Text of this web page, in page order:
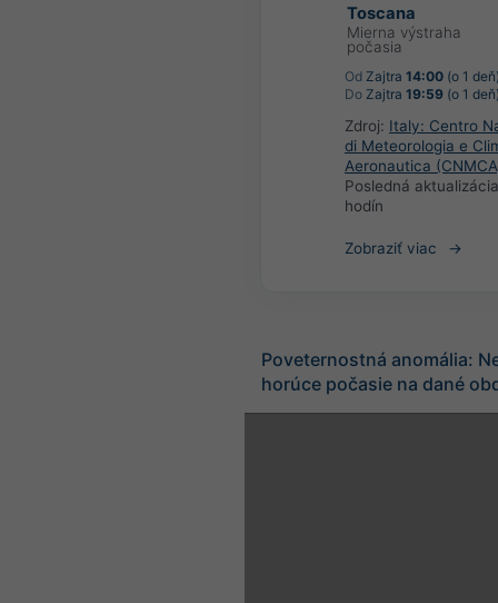
Toscana
Mierna výstraha
počasia
Od Zajtra 14:00 (o 1
Do Zajtra 19:59 (o 1
Zdroj: Italy: Centro
di Meteorologia e
Aeronautica
Posledná
hodín
Zobraziť viac
Poveternostná anomália:
horúce počasie na dané